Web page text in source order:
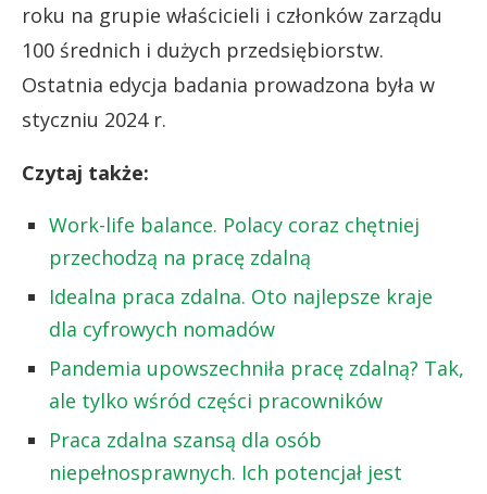
roku na grupie właścicieli i członków zarządu
100 średnich i dużych przedsiębiorstw.
Ostatnia edycja badania prowadzona była w
styczniu 2024 r.
Czytaj także:
Work-life balance. Polacy coraz chętniej
przechodzą na pracę zdalną
Idealna praca zdalna. Oto najlepsze kraje
dla cyfrowych nomadów
Pandemia upowszechniła pracę zdalną? Tak,
ale tylko wśród części pracowników
Praca zdalna szansą dla osób
niepełnosprawnych. Ich potencjał jest